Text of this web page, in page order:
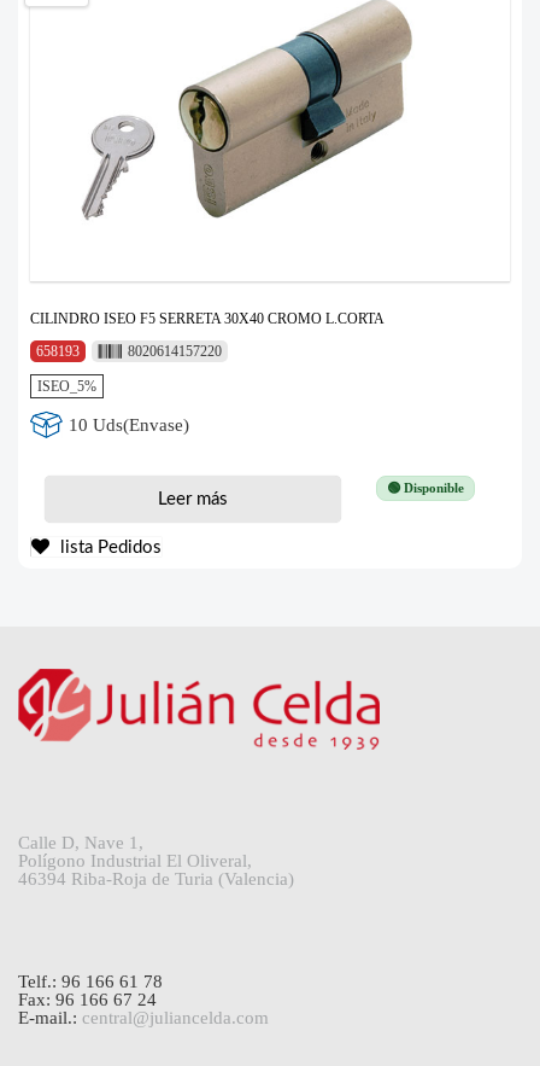
CILINDRO ISEO F5 SERRETA 30X40 CROMO L.CORTA
658193
8020614157220
ISEO_5%
10 Uds(Envase)
🟢 Disponible
Leer más
lista Pedidos
Calle D, Nave 1,
Polígono Industrial El Oliveral,
46394 Riba-Roja de Turia (Valencia)
Telf.: 96 166 61 78
Fax: 96 166 67 24
E-mail.: central@juliancelda.com